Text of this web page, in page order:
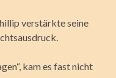
verstärkte seine
kam es fast nicht